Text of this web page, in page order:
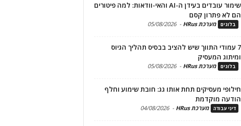
שימור עובדים בעידן ה-AI והאי-וודאות: למה פיטורים
הם לא פתרון קסם
בלוגים מערכת HRus -
05/08/2026
7 עמודי התווך שיש להציב בבסיס תהליך הגיוס
ומיתוג המעסיק
בלוגים מערכת HRus -
05/08/2026
חילופי מעסיקים תחת אותו גג: חובת שימוע וחלף
הודעה מוקדמת
דיני עבודה מערכת HRus -
04/08/2026